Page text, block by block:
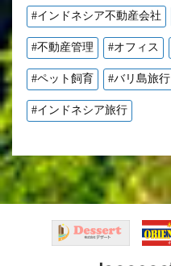
#インドネシア不動産会社
#不動産管理 #オフィス
#ペット飼育 #バリ島旅行
#インドネシア旅行